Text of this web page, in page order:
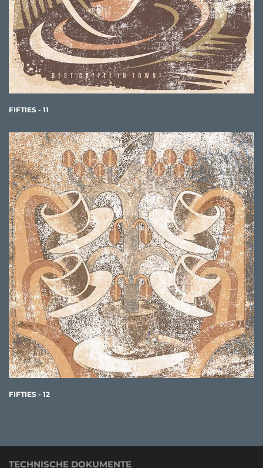
FIFTIES - 11
FIFTIES - 12
TECHNISCHE DOKUMENTE